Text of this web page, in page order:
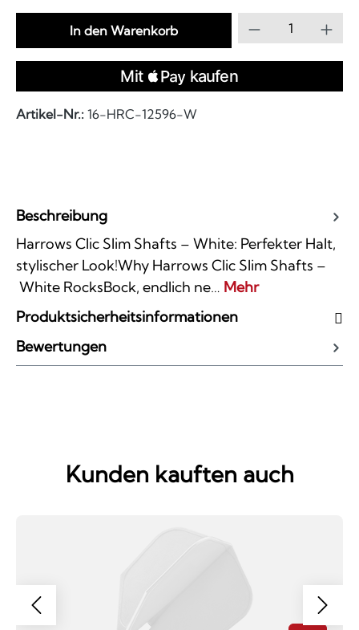
Produkt
In den Warenkorb
Artikel-Nr.: 16-HRC-12596-W
Beschreibung
Harrows Clic Slim Shafts – White: Perfekter Halt,
stylischer Look!Why Harrows Clic Slim Shafts –
White RocksBock, endlich ne… Mehr
Produktsicherheitsinformationen
Bewertungen
Kunden kauften auch